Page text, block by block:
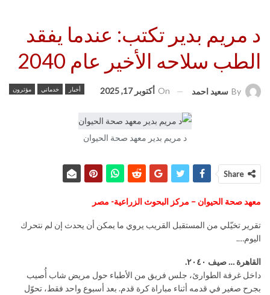
د مريم بدير تكتب: عندما يفقد
الطب سلاحه الأخير عام 2040
أخبار خدماتي مؤثرون By سعيد احمد On أكتوبر 17, 2025
د مريم بدير معهد صحة الحيوان
Share
معهد صحة الحيوان – مركز البحوث الزراعية- مصر
تقرير تخيّلي من المستقبل القريب يروي ما يمكن أن يحدث إن لم نتحرك
اليوم….
القاهرة …صيف ٢٠٤٠
.
داخل غرفة الطوارئ، جلس فريق من الأطباء حول مريض شاب أُصيب
بجرح صغير في قدمه أثناء مباراة كرة قدم. بعد أسبوع واحد فقط، تحوّل